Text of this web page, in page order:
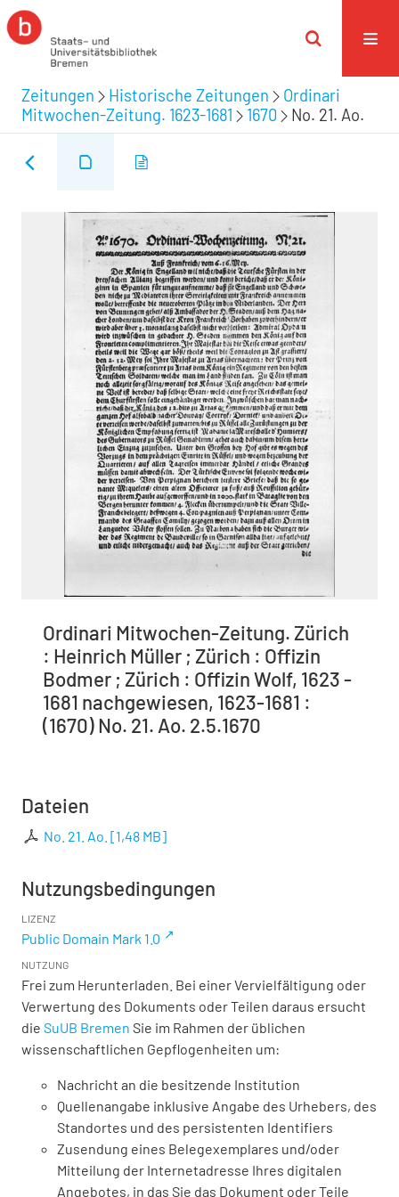
Zeitungen Historische Zeitungen
Ordinari
Mitwochen-Zeitung. 1623-1681
1670 No. 21. Ao.
Ordinari Mitwochen-Zeitung. Zürich
: Heinrich Müller ; Zürich : Offizin
Bodmer ; Zürich : Offizin Wolf, 1623 -
1681 nachgewiesen, 1623-1681 :
(1670) No. 21. Ao. 2.5.1670
Dateien
No. 21. Ao. [1,48 MB]
Nutzungsbedingungen
LIZENZ
Public Domain Mark 1.0
NUTZUNG
Frei zum Herunterladen. Bei einer Vervielfältigung oder
Verwertung des Dokuments oder Teilen daraus ersucht
die SuUB Bremen Sie im Rahmen der üblichen
wissenschaftlichen Gepflogenheiten um:
Nachricht an die besitzende Institution
Quellenangabe inklusive Angabe des Urhebers, des
Standortes und des persistenten Identifiers
Zusendung eines Belegexemplares und/oder
Mitteilung der Internetadresse Ihres digitalen
Angebotes, in das Sie das Dokument oder Teile